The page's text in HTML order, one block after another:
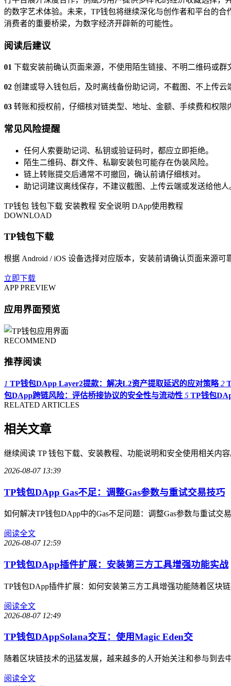
的数字艺术体验。未来，TP钱包将继续深化与创作者和平台的
消费者的重要桥梁，为数字经济开辟新的可能性。
阅读后建议
01 下载安装前确认页面来源，不使用陌生链接、不明二维码或群
02 创建或导入钱包后，及时离线备份助记词，不截图、不上传云
03 转账和授权前，仔细核对链类型、地址、金额、手续费和权限
常见风险提醒
任何人索要助记词、私钥或验证码时，都应立即拒绝。
陌生二维码、群文件、私聊安装包可能存在伪装风险。
链上转账提交后通常不可撤回，确认前请仔细核对。
助记词建议离线保存，不建议截图、上传云端或发送给他人
TP钱包 钱包下载 安装教程 安全说明 DApp使用教程
DOWNLOAD
TP钱包下载
根据 Android / iOS 设备选择对应版本，安装前请确认页面来源可
立即下载
APP PREVIEW
应用界面预览
RECOMMEND
推荐阅读
1 TP钱包DApp Layer2提款：解决L2资产提取延迟的应对策略 2
包DApp跨链风险：评估桥接协议的安全性与流动性 5 TP钱包
RELATED ARTICLES
相关文章
继续阅读 TP 钱包下载、安装教程、功能说明和安全使用相关内容
2026-08-07 13:39
TP钱包DApp Gas不足：调整Gas参数与重试交易技巧
如何解决TP钱包DApp中的Gas不足问题：调整Gas参数与重试
阅读全文
2026-08-07 12:59
TP钱包DApp插件扩展：安装第三方工具增强功能实战
TP钱包DApp插件扩展：如何安装第三方工具增强功能随着区块
阅读全文
2026-08-07 12:49
TP钱包DAppSolana交互：使用Magic Eden交
随着区块链技术的迅猛发展，越来越多的人开始关注和参与到去
阅读全文